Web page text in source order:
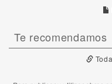
Te recomendamos